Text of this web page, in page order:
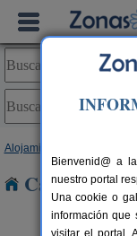
Alojamientos
Casas
Bienvenid@ a
nuestro portal
Una cookie o
información que
visitar el portal.